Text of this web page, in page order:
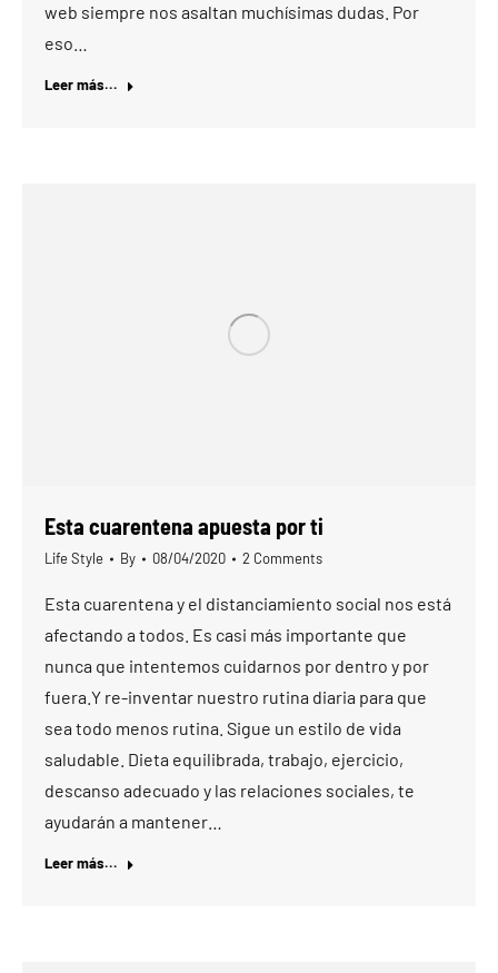
web siempre nos asaltan muchísimas dudas. Por
eso…
Leer más...
Esta cuarentena apuesta por ti
Life Style By 08/04/2020 2 Comments
Esta cuarentena y el distanciamiento social nos está
afectando a todos. Es casi más importante que
nunca que intentemos cuidarnos por dentro y por
fuera.Y re-inventar nuestro rutina diaria para que
sea todo menos rutina. Sigue un estilo de vida
saludable. Dieta equilibrada, trabajo, ejercicio,
descanso adecuado y las relaciones sociales, te
ayudarán a mantener…
Leer más...